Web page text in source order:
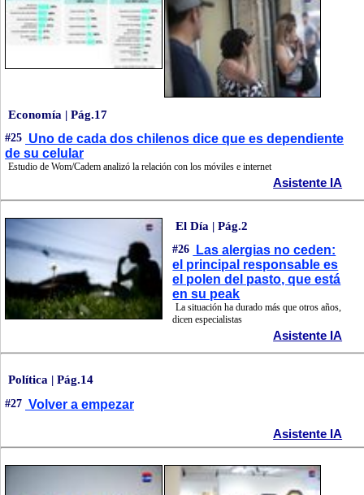
Economía | Pág.17
#25 Uno de cada dos chilenos dice que es dependiente
de su celular
Estudio de Wom/Cadem analizó la relación con los móviles e internet
Asistente IA
El Día | Pág.2
#26
Las alergias no ceden:
el principal responsable es
el polen del pasto, que está
en su peak
La situación ha durado más que otros años,
dicen especialistas
Asistente IA
Política | Pág.14
#27 Volver a empezar
Asistente IA